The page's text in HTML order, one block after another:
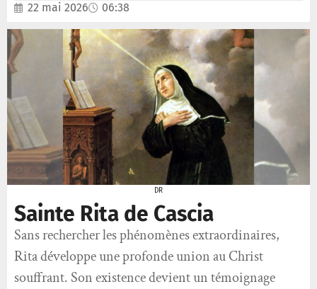
22 mai 2026 06:38
DR
Sainte Rita de Cascia
Sans rechercher les phénomènes extraordinaires,
Rita développe une profonde union au Christ
souffrant. Son existence devient un témoignage